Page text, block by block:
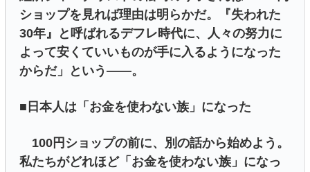
ショップを見れば理由は明らかだ。『失われた
30年』と呼ばれるデフレ時代に、人々の努力に
よって安くていいものが手に入るようになった
からだ」という――。
■日本人は「お金を使わない族」になった
100円ショップの前に、別の話から始めよう。
私たちがどれほど「お金を使わない族」になっ